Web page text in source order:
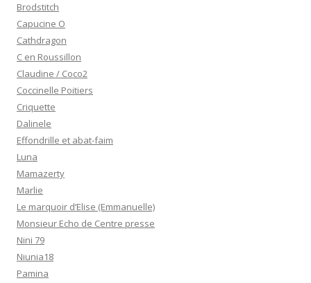
Brodstitch
Capucine O
Cathdragon
C en Roussillon
Claudine / Coco2
Coccinelle Poitiers
Criquette
Dalinele
Effondrille et abat-faim
Luna
Mamazerty
Marlie
Le marquoir d’Elise (Emmanuelle)
Monsieur Echo de Centre presse
Nini 79
Niunia18
Pamina